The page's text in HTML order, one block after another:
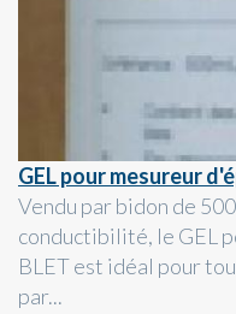
GEL pour mesureur
Vendu par bidon de
conductibilité, le GEL
BLET est idéal pour
par...